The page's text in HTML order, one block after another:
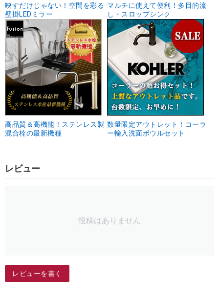
映すだけじゃない！空間を彩る
壁掛LEDミラー
マルチに使えて便利！多目的流
し・スロップシンク
高品質＆高機能！ステンレス製
混合栓の最新機種
数量限定アウトレット！コーラ
ー輸入洗面ボウルセット
レビュー
投稿はありません
レビューを書く